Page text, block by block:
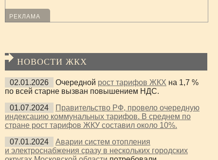
РЕКЛАМА
НОВОСТИ ЖКХ
02.01.2026 Очередной рост тарифов ЖКХ на 1,7 %
по всей старне вызван повышением НДС.
01.07.2024
Правительство РФ, провело очередную
индексацию коммунальных тарифов. В среднем по
стране рост тарифов ЖКУ составил около 10%.
07.01.2024
Аварии систем отопления
и электроснабжения сразу в нескольких городских